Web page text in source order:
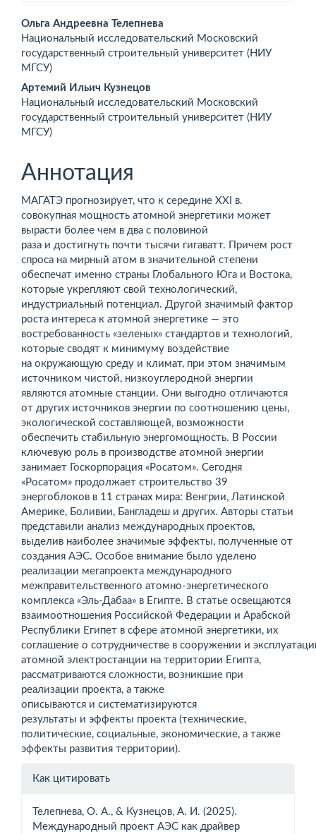
Основное
содержимое
статьи
Ольга Андреевна Телепнева
Национальный исследовательский Московский
государственный строительный университет (НИУ
МГСУ)
Артемий Ильич Кузнецов
Национальный исследовательский Московский
государственный строительный университет (НИУ
МГСУ)
Аннотация
МАГАТЭ прогнозирует, что к середине XXI в.
совокупная мощность атомной энергетики может
вырасти более чем в два с половиной
раза и достигнуть почти тысячи гигаватт. Причем рост
спроса на мирный атом в значительной степени
обеспечат именно страны Глобального Юга и Востока,
которые укреп­ляют свой технологический,
индустриальный потенциал. Другой значимый фактор
роста интереса к атомной энергетике — это
востребованность «зеленых» стандартов и технологий,
которые сводят к минимуму воздействие
на окружающую среду и климат, при этом значимым
источником чистой, низкоуглеродной энергии
являются атомные станции. Они выгодно отличаются
от других источников энергии по соотношению цены,
экологической составляющей, возможности
обеспечить стабильную энергомощность. В России
ключевую роль в производстве атомной энергии
занимает Госкорпорация «Росатом». Сегодня
«Росатом» продолжает строительство 39
энергоблоков в 11 странах мира: Венгрии, Латинской
Америке, Боливии, Бангладеш и других. Авторы статьи
представили анализ международных проектов,
выделив наиболее значимые эффекты, полученные от
создания АЭС. Особое внимание было уделено
реализации мегапроекта международного
межправительственного атомно-энергетического
комплекса «Эль-Дабаа» в Египте. В статье освещаются
взаимоотношения Российской Федерации и Арабской
Республики Египет в сфере атомной энергетики, их
соглашение о сотрудничестве в сооружении и
атомной электростанции на территории Египта,
рассматриваются сложности, возникшие при
реализации проекта, а также
описываются и систематизируются
результаты и эффекты проекта (технические,
политические, социальные, экономические, а также
эффекты развития территории).
Информация
Как цитировать
Телепнева, О. А., & Кузнецов, А. И. (2025).
Международный проект АЭС как драйвер